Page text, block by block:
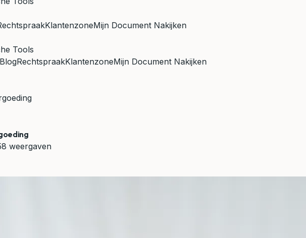
KlantenzoneMijn Document Nakijken
Tools
BlogRechtspraakKlantenzoneMijn Document Nakijken
weergaven